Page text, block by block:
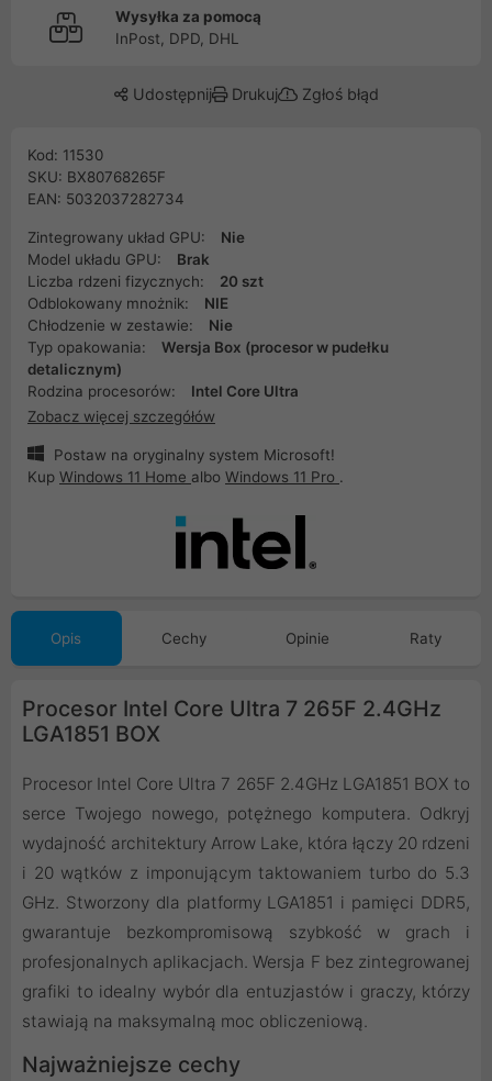
Wysyłka za pomocą
InPost, DPD, DHL
Udostępnij Drukuj Zgłoś błąd
Kod: 11530
SKU: BX80768265F
EAN: 5032037282734
Zintegrowany układ GPU:
Nie
Model układu GPU:
Brak
Liczba rdzeni fizycznych:
20 szt
Odblokowany mnożnik:
NIE
Chłodzenie w zestawie:
Nie
Typ opakowania:
Wersja Box (procesor w pudełku
detalicznym)
Rodzina procesorów:
Intel Core Ultra
Zobacz więcej szczegółów
Postaw na oryginalny system Microsoft!
Kup Windows 11 Home albo Windows 11 Pro .
Opis Cechy Opinie Raty
Procesor Intel Core Ultra 7 265F 2.4GHz
LGA1851 BOX
Procesor Intel Core Ultra 7 265F 2.4GHz LGA1851 BOX to
serce Twojego nowego, potężnego komputera. Odkryj
wydajność architektury Arrow Lake, która łączy 20 rdzeni
i 20 wątków z imponującym taktowaniem turbo do 5.3
GHz. Stworzony dla platformy LGA1851 i pamięci DDR5,
gwarantuje bezkompromisową szybkość w grach i
profesjonalnych aplikacjach. Wersja F bez zintegrowanej
grafiki to idealny wybór dla entuzjastów i graczy, którzy
stawiają na maksymalną moc obliczeniową.
Najważniejsze cechy